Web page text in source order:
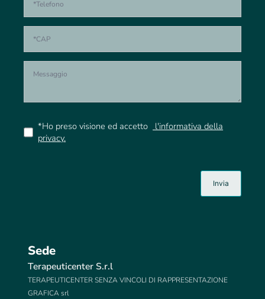
*Ho preso visione ed accetto
l'informativa della
privacy.
Sede
Terapeuticenter S.r.l
TERAPEUTICENTER SENZA VINCOLI DI RAPPRESENTAZIONE
GRAFICA srl